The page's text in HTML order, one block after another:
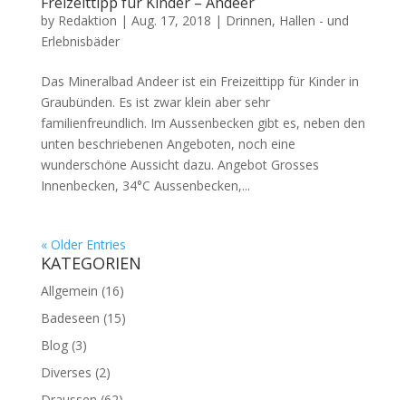
by Redaktion | Aug. 17, 2018 | Drinnen, Hallen - und
Erlebnisbäder
Das Mineralbad Andeer ist ein Freizeittipp für Kinder in
Graubünden. Es ist zwar klein aber sehr
familienfreundlich. Im Aussenbecken gibt es, neben den
unten beschriebenen Angeboten, noch eine
wunderschöne Aussicht dazu. Angebot Grosses
Innenbecken, 34°C Aussenbecken,...
« Older Entries
KATEGORIEN
Allgemein (16)
Badeseen (15)
Blog(3)
Diverses (2)